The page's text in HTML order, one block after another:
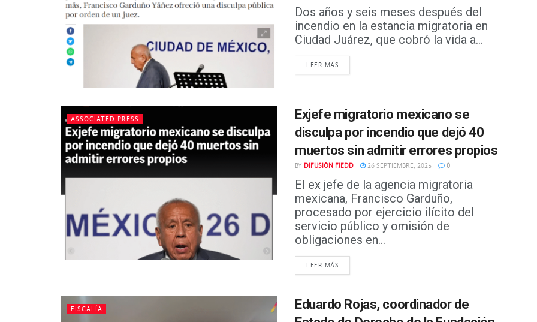
Dos años y seis meses después del
incendio en la estancia migratoria en
Ciudad Juárez, que cobró la vida a...
LEER MÁS
ASSOCIATED PRESS
Exjefe migratorio mexicano se
disculpa por incendio que dejó 40
muertos sin admitir errores propios
BY DIFUSIÓN FJEDD 26 SEPTIEMBRE, 2025 0
El ex jefe de la agencia migratoria
mexicana, Francisco Garduño,
procesado por ejercicio ilícito del
servicio público y omisión de
obligaciones en...
LEER MÁS
FISCALÍA
Eduardo Rojas, coordinador de